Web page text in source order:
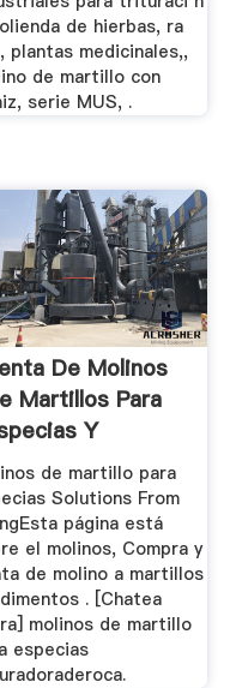
de hierbas, ra
plantas medicinales,,
de martillo con
serie MUS, .
De Molinos
Martillos Para
Y
de martillo para
Solutions From
página está
el molinos, Compra y
de molino a martillos
. [Chatea
molinos de martillo
especias